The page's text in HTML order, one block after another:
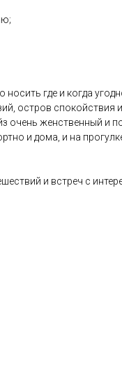
где и когда
остров спокойствия
очень женственный и
и дома, и на
и встреч с